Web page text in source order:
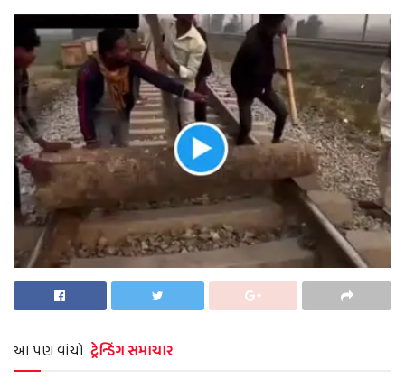
આ પણ વાંચો ટ્રેન્ડિંગ સમાચાર